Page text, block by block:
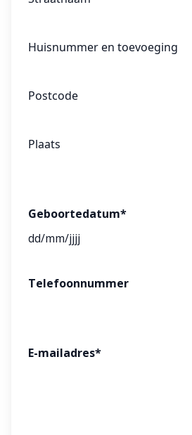
Huisnummer en toevoeging
Postcode
Plaats
Geboortedatum*
DD
MM
Telefoonnummer
E-mailadres*